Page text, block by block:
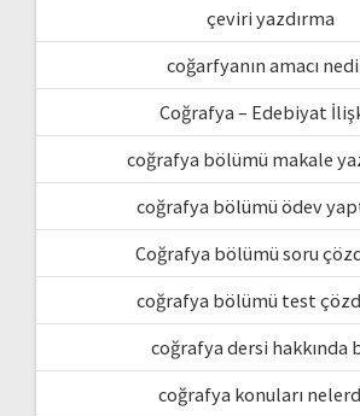
çeviri yazdırma
coğarfyanın amacı
Coğrafya – Edebiyat
coğrafya bölümü makale
coğrafya bölümü ödev
Coğrafya bölümü soru
coğrafya bölümü test
coğrafya dersi hakkında
coğrafya konuları